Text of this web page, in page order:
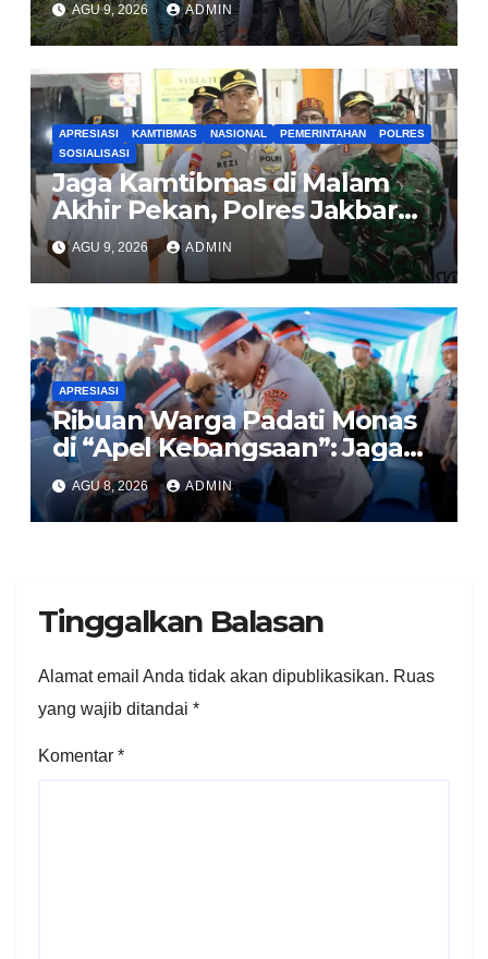
Tembagapura
AGU 9, 2026 ADMIN
APRESIASI KAMTIBMAS NASIONAL PEMERINTAHAN
POLRES
SOSIALISASI
Jaga Kamtibmas di Malam
Akhir Pekan, Polres Jakbar
Gelar KRYD Bersama Tiga
Pilar
AGU 9, 2026 ADMIN
APRESIASI
Ribuan Warga Padati Monas
di “Apel Kebangsaan”: Jaga
Jakarta Berarti Jaga
Indonesia
AGU 8, 2026 ADMIN
Tinggalkan Balasan
Alamat email Anda tidak akan dipublikasikan. Ruas
yang wajib ditandai *
Komentar *